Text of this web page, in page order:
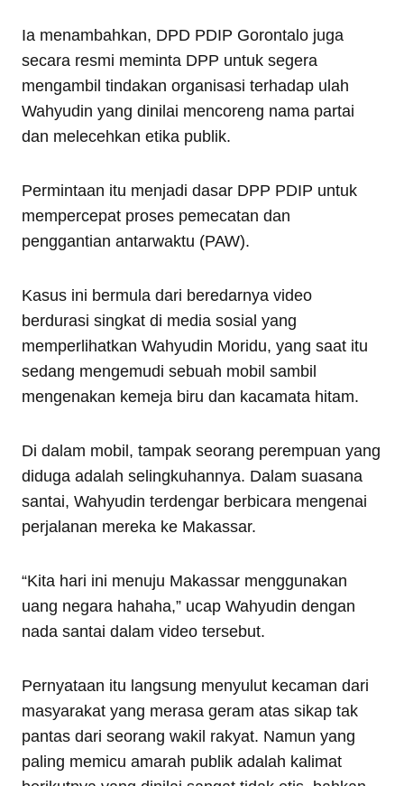
Ia menambahkan, DPD PDIP Gorontalo juga
secara resmi meminta DPP untuk segera
mengambil tindakan organisasi terhadap ulah
Wahyudin yang dinilai mencoreng nama partai
dan melecehkan etika publik.
Permintaan itu menjadi dasar DPP PDIP untuk
mempercepat proses pemecatan dan
penggantian antarwaktu (PAW).
Kasus ini bermula dari beredarnya video
berdurasi singkat di media sosial yang
memperlihatkan Wahyudin Moridu, yang saat itu
sedang mengemudi sebuah mobil sambil
mengenakan kemeja biru dan kacamata hitam.
Di dalam mobil, tampak seorang perempuan yang
diduga adalah selingkuhannya. Dalam suasana
santai, Wahyudin terdengar berbicara mengenai
perjalanan mereka ke Makassar.
“Kita hari ini menuju Makassar menggunakan
uang negara hahaha,” ucap Wahyudin dengan
nada santai dalam video tersebut.
Pernyataan itu langsung menyulut kecaman dari
masyarakat yang merasa geram atas sikap tak
pantas dari seorang wakil rakyat. Namun yang
paling memicu amarah publik adalah kalimat